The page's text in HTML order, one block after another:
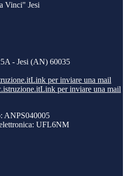
Vinci" Jesi
- Jesi (AN) 60035
Link per inviare una mail
Link per inviare una mail
ANPS040005
UFL6NM